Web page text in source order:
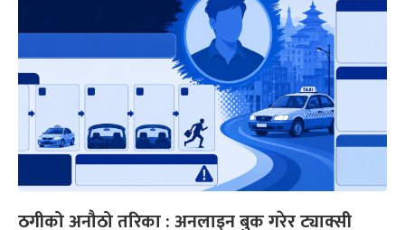
ठगीको अनौठो तरिका : अनलाइन बुक गरेर ट्याक्सी